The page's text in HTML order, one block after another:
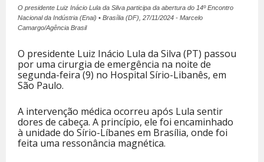
O presidente Luiz Inácio Lula da Silva participa da abertura do 14º Encontro
Nacional da Indústria (Enai) • Brasília (DF), 27/11/2024 - Marcelo
Camargo/Agência Brasil
O presidente Luiz Inácio Lula da Silva (PT) passou
por uma cirurgia de emergência na noite de
segunda-feira (9) no Hospital Sírio-Libanês, em
São Paulo.
A intervenção médica ocorreu após Lula sentir
dores de cabeça. A princípio, ele foi encaminhado
à unidade do Sírio-Líbanes em Brasília, onde foi
feita uma ressonância magnética.